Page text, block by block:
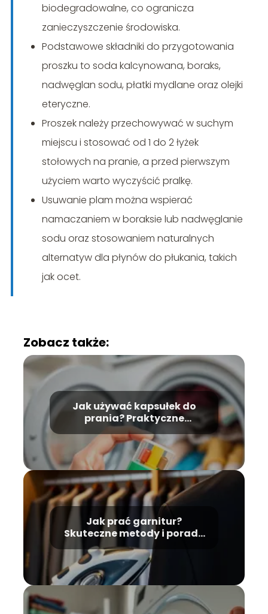
biodegradowalne, co ogranicza
zanieczyszczenie środowiska.
Podstawowe składniki do przygotowania
proszku to soda kalcynowana, boraks,
nadwęglan sodu, płatki mydlane oraz olejki
eteryczne.
Proszek należy przechowywać w suchym
miejscu i stosować od 1 do 2 łyżek
stołowych na pranie, a przed pierwszym
użyciem warto wyczyścić pralkę.
Usuwanie plam można wspierać
namaczaniem w boraksie lub nadwęglanie
sodu oraz stosowaniem naturalnych
alternatyw dla płynów do płukania, takich
jak ocet.
Zobacz także:
Jak używać kapsułek do
prania? Praktyczne
wskazówki i porady
Jak prać garnitur?
Skuteczne metody i porady
krok po kroku